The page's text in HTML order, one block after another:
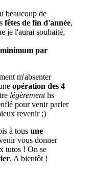
beaucoup de
fêtes de fin d'année,
je l'aurai souhaité,
par
m'absenter
opération des 4
légèremenths
pour venir parler
revenir ;)
à tous une
vous donner
tutos ! On se
. A bientôt !